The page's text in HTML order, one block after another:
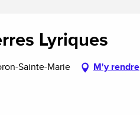
Lyriques
Sainte-Marie M'y rendre